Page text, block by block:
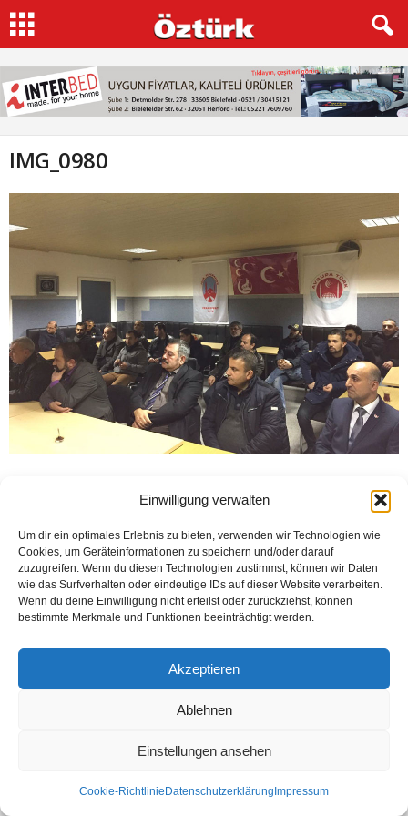
Einwilligung verwalten
Um dir ein optimales Erlebnis zu bieten, verwenden wir Technologien wie
Cookies, um Geräteinformationen zu speichern und/oder darauf
zuzugreifen. Wenn du diesen Technologien zustimmst, können wir Daten
wie das Surfverhalten oder eindeutige IDs auf dieser Website verarbeiten.
Wenn du deine Einwilligung nicht erteilst oder zurückziehst, können
bestimmte Merkmale und Funktionen beeinträchtigt werden.
Akzeptieren
Ablehnen
Einstellungen ansehen
Cookie-Richtlinie Datenschutzerklärung Impressum
IMG_0980
Datenschutzerklärung
© Öztürk Gazetesi 1986 – 2026